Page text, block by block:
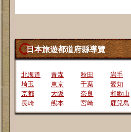
日本旅遊都道府縣導覽
北海道 青森 秋田 岩手
埼玉
東京 千葉 愛知
京都
大阪 奈良 和歌山
長崎
熊本 宮崎 鹿兒島